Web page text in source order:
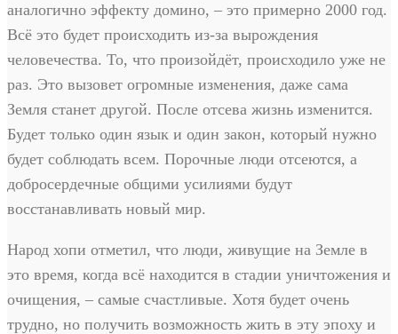
аналогично эффекту домино, – это примерно 2000 год.
Всё это будет происходить из-за вырождения
человечества. То, что произойдёт, происходило уже не
раз. Это вызовет огромные изменения, даже сама
Земля станет другой. После отсева жизнь изменится.
Будет только один язык и один закон, который нужно
будет соблюдать всем. Порочные люди отсеются, а
добросердечные общими усилиями будут
восстанавливать новый мир.
Народ хопи отметил, что люди, живущие на Земле в
это время, когда всё находится в стадии уничтожения и
очищения, – самые счастливые. Хотя будет очень
трудно, но получить возможность жить в эту эпоху и